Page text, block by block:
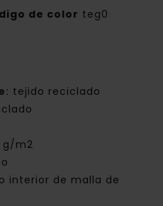
de color teg0
tejido reciclado
g/m2
interior de malla de